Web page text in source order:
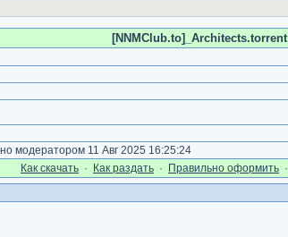
[NNMClub.to]_Architects.torrent
модератором 11 Авг 2025 16:25:24
Как cкачать · Как раздать · Правильно оформить ·